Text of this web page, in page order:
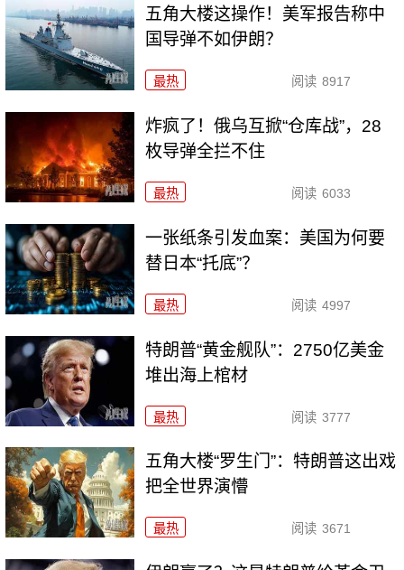
五角大楼这操作！美军报告称中
国导弹不如伊朗？
最热 阅读 8917
炸疯了！俄乌互掀“仓库战”，28
枚导弹全拦不住
最热 阅读 6033
一张纸条引发血案：美国为何要
替日本“托底”？
最热 阅读 4997
特朗普“黄金舰队”：2750亿美金
堆出海上棺材
最热 阅读 3777
五角大楼“罗生门”：特朗普这出戏
把全世界演懵
最热 阅读 3671